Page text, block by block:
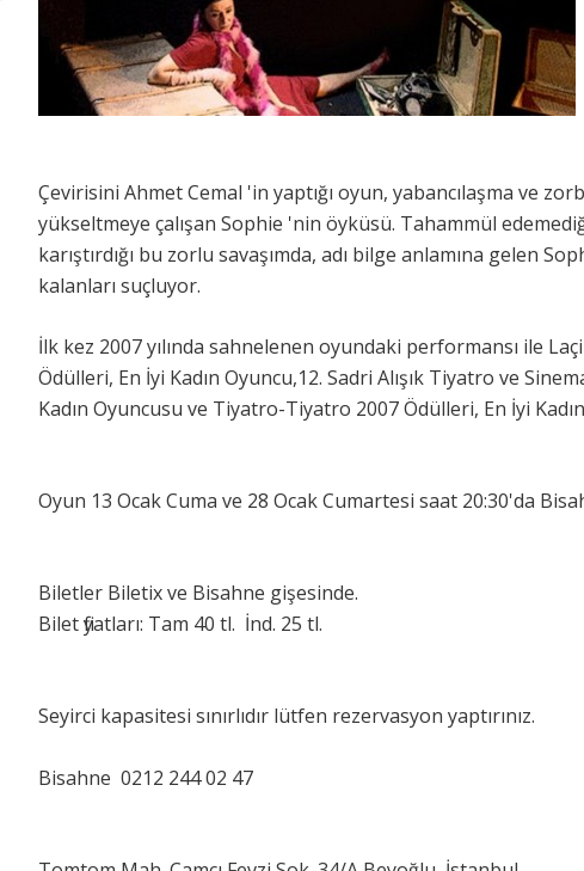
Çevirisini Ahmet Cemal 'in yaptığı oyun, yabancılaşma ve
yükseltmeye çalışan Sophie 'nin öyküsü. Tahammül
karıştırdığı bu zorlu savaşımda, adı bilge anlamına gelen
kalanları suçluyor.
İlk kez 2007 yılında sahnelenen oyundaki performansı ile
Ödülleri, En İyi Kadın Oyuncu,12. Sadri Alışık Tiyatro ve
Kadın Oyuncusu ve Tiyatro-Tiyatro 2007 Ödülleri, En İyi
Oyun 13 Ocak Cuma ve 28 Ocak Cumartesi saat 20:30'da
Biletler Biletix ve Bisahne gişesinde.
Bilet fiyatları: Tam 40 tl. İnd. 25 tl.
Seyirci kapasitesi sınırlıdır lütfen rezervasyon yaptırınız.
Bisahne 0212 244 02 47